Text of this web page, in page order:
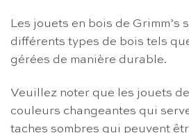
Les jouets en bois de
différents types de bois tels
gérées de manière durable.
Veuillez noter que les jouets
couleurs changeantes qui
taches sombres qui peuvent